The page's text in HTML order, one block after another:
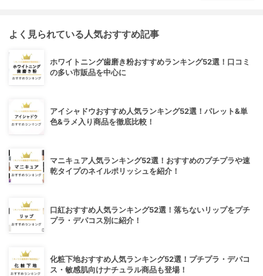
よく見られている人気おすすめ記事
ホワイトニング歯磨き粉おすすめランキング52選！口コミ
の多い市販品を中心に
アイシャドウおすすめ人気ランキング52選！パレット&単
色&ラメ入り商品を徹底比較！
マニキュア人気ランキング52選！おすすめのプチプラや速
乾タイプのネイルポリッシュを紹介！
口紅おすすめ人気ランキング52選！落ちないリップをプチ
プラ・デパコス別に紹介！
化粧下地おすすめ人気ランキング52選！プチプラ・デパコ
ス・敏感肌向けナチュラル商品も登場！